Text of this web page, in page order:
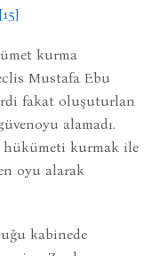
[15]
kurma
Mustafa Ebu
fakat oluşuturlan
alamadı.
hükümeti kurmak ile
oyu alarak
kabinede